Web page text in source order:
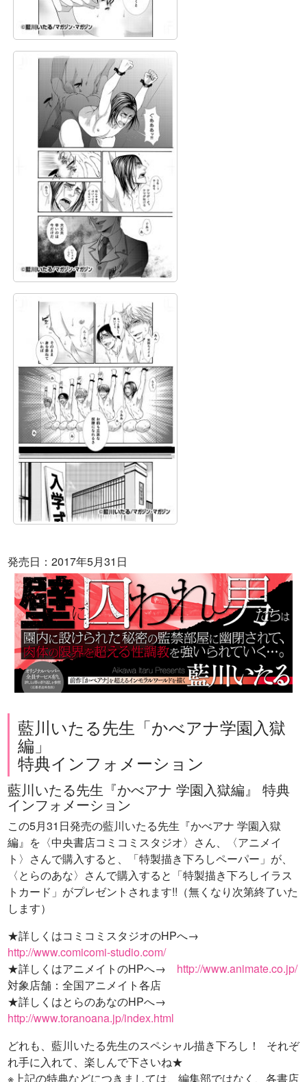
発売日：2017年5月31日
藍川いたる先生「かべアナ学園入獄
編」
特典インフォメーション
藍川いたる先生『かべアナ 学園入獄編』 特典
インフォメーション
この5月31日発売の藍川いたる先生『かべアナ 学園入獄
編』を〈中央書店コミコミスタジオ〉さん、〈アニメイ
ト〉さんで購入すると、「特製描き下ろしペーパー」が、
〈とらのあな〉さんで購入すると「特製描き下ろしイラス
トカード」がプレゼントされます!!（無くなり次第終了いた
します）
★詳しくはコミコミスタジオのHPへ→
http://www.comicomi-studio.com/
★詳しくはアニメイトのHPへ→ http://www.animate.co.jp/
対象店舗：全国アニメイト各店
★詳しくはとらのあなのHPへ→
http://www.toranoana.jp/index.html
どれも、藍川いたる先生のスペシャル描き下ろし！ それぞ
れ手に入れて、楽しんで下さいね★
※上記の特典などにつきましては、編集部ではなく、各書店